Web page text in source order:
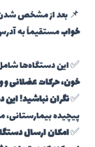
📌 بعد از مشخص شدن
خوابمستقیماً به
✅ این دستگاه‌ها
خون، حرکات عضلانی
✅نگران نباشید!
پیچیده بیمارستانی،
✅امکان ارسال